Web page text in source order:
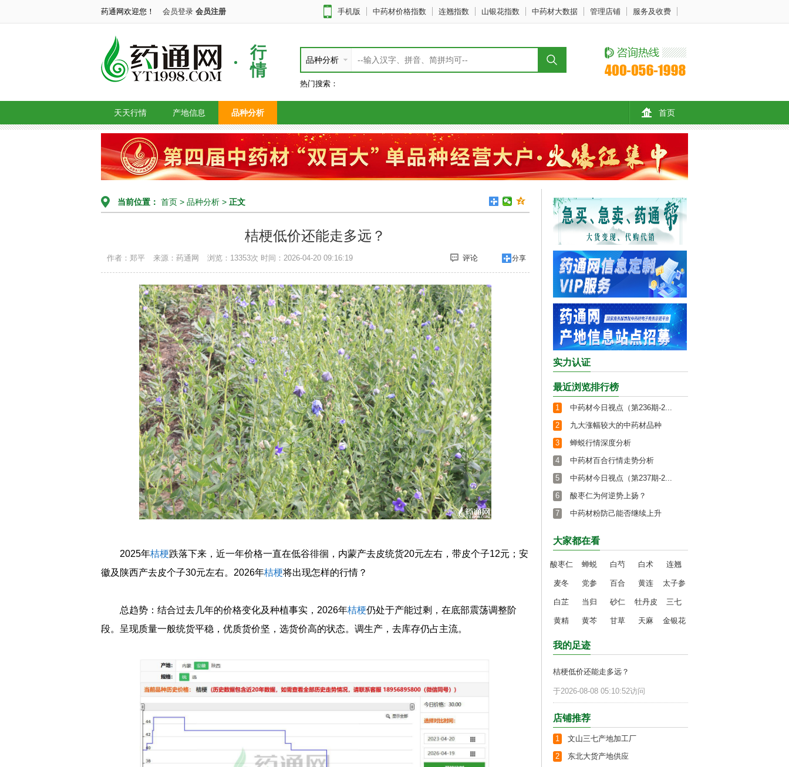
药通网欢迎您！ 会员登录 会员注册 手机版 中药材价格指数 连翘指数 山银花指数 中药材大数据 管理店铺 服务及收费
行
情
品种分析
热门搜索：
首页
天天行情 产地信息 品种分析
当前位置： 首页 > 品种分析 > 正文
桔梗低价还能走多远？
作者：郑平 来源：药通网 浏览：13353次 时间：2026-04-20 09:16:19 评论 分享
2025年桔梗跌落下来，近一年价格一直在低谷徘徊，内蒙产去皮统货20元左右，带皮个子12元；安
徽及陕西产去皮个子30元左右。2026年桔梗将出现怎样的行情？
总趋势：结合过去几年的价格变化及种植事实，2026年桔梗仍处于产能过剩，在底部震荡调整阶
段。呈现质量一般统货平稳，优质货价坚，选货价高的状态。调生产，去库存仍占主流。
实力认证
最近浏览排行榜
1
中药材今日视点（第236期-2...
2
九大涨幅较大的中药材品种
3
蝉蜕行情深度分析
4
中药材百合行情走势分析
5
中药材今日视点（第237期-2...
6
酸枣仁为何逆势上扬？
7
中药材粉防己能否继续上升
大家都在看
酸枣仁 蝉蜕 白芍 白术 连翘
麦冬 党参 百合 黄连 太子参
白芷 当归 砂仁 牡丹皮 三七
黄精 黄芩 甘草 天麻 金银花
我的足迹
桔梗低价还能走多远？
于2026-08-08 05:10:52访问
店铺推荐
1
文山三七产地加工厂
2
东北大货产地供应